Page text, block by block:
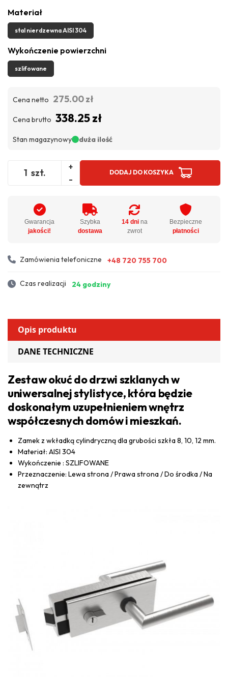
Materiał
stal nierdzewna AISI 304
Wykończenie powierzchni
szlifowane
Cena netto 275.00 zł
Cena brutto 338.25 zł
Stan magazynowy duża ilość
szt.
+
-
DODAJ DO KOSZYKA
Gwarancja
jakości!
Szybka
dostawa
14 dnina
zwrot
Bezpieczne
płatności
Zamówienia telefoniczne +48 720 755 700
Czas realizacji 24 godziny
Opis produktu
DANE TECHNICZNE
Zestaw okuć do drzwi szklanych w
uniwersalnej stylistyce, która będzie
doskonałym uzupełnieniem wnętrz
współczesnych domów i mieszkań.
Zamek z wkładką cylindryczną dla grubości szkła 8, 10, 12 mm.
Materiał: AISI 304
Wykończenie : SZLIFOWANE
Przeznaczenie: Lewa strona / Prawa strona / Do środka / Na
zewnątrz